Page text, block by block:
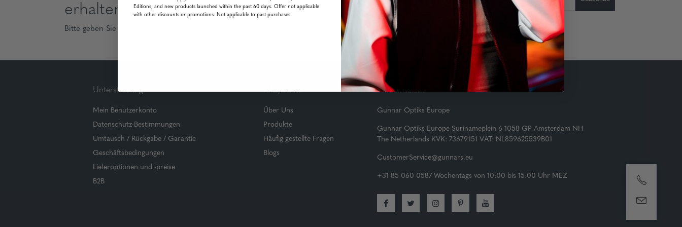
erhalten
Bitte geben Sie Ihre E-Mail Adresse ein und abonnieren Sie!
Unterstützung
Mein Benutzerkonto
Datenschutz-Bestimmungen
Umtausch / Rückgabe / Garantie
Geschäftsbedingungen
Lieferoptionen und -preise
B2B
Hauptlinks
Über Uns
Produkte
Häufig gestellte Fragen
Blogs
Kundendienst
Gunnar Optiks Europe
Gunnar Optiks Europe Surinameplein 6 1058 GP Amsterdam NH
The Netherlands KVK: 73679151 VAT: NL859625539B01
CustomerService@gunnars.eu
+31 85 060 0587 Wochentags von 10:00 bis 15:00 Uhr MEZ
Editions, and new products launched within the past 60 days. Offer not applicable
with other discounts or promotions. Not applicable to past purchases.